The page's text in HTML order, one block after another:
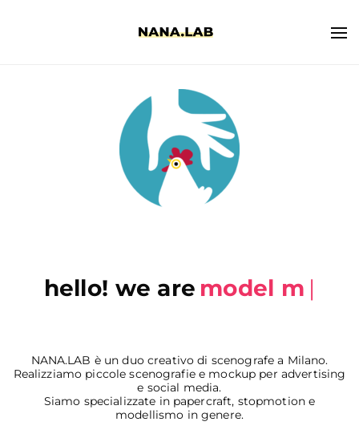
hello! we are creative |
NANA.LAB è un duo creativo di scenografe a Milano.
Realizziamo piccole scenografie e mockup per advertising
e social media.
Siamo specializzate in papercraft, stopmotion e
modellismo in genere.